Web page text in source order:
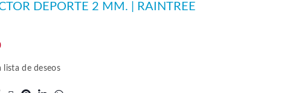
DEPORTE 2 MM. | RAINTREE
lista de deseos